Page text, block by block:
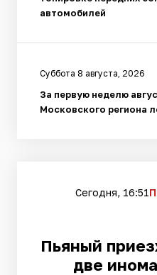
автомобилей
Суббота 8 августа, 2026
За первую неделю
Московского региона
Сегодня, 16:51
Пьяный
две